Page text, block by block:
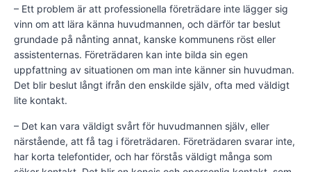
– Ett problem är att professionella företrädare inte lägger sig
vinn om att lära känna huvudmannen, och därför tar beslut
grundade på nånting annat, kanske kommunens röst eller
assistenternas. Företrädaren kan inte bilda sin egen
uppfattning av situationen om man inte känner sin huvudman.
Det blir beslut långt ifrån den enskilde själv, ofta med väldigt
lite kontakt.
– Det kan vara väldigt svårt för huvudmannen själv, eller
närstående, att få tag i företrädaren. Företrädaren svarar inte,
har korta telefontider, och har förstås väldigt många som